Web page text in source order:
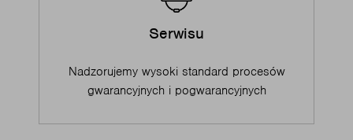
Serwisu
Nadzorujemy wysoki standard procesów
gwarancyjnych i pogwarancyjnych